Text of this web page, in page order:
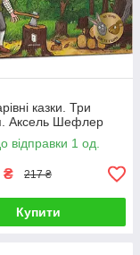
казки. Три
Аксель Шефлер
відправки 1 од.
₴ 217 ₴
Купити